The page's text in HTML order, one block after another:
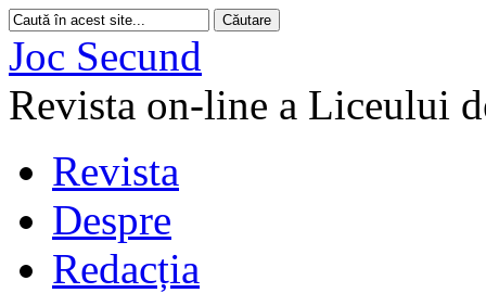
Joc Secund
Revista on-line a Liceului
Revista
Despre
Redacția